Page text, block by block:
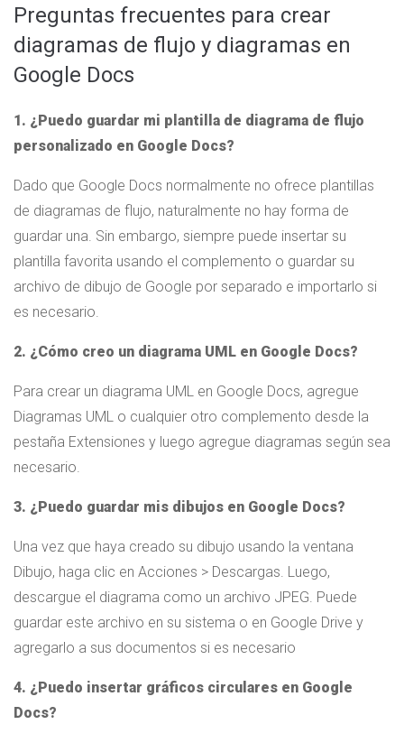
Preguntas frecuentes para crear
diagramas de flujo y diagramas en
Google Docs
1. ¿Puedo guardar mi plantilla de diagrama de flujo
personalizado en Google Docs?
Dado que Google Docs normalmente no ofrece plantillas
de diagramas de flujo, naturalmente no hay forma de
guardar una. Sin embargo, siempre puede insertar su
plantilla favorita usando el complemento o guardar su
archivo de dibujo de Google por separado e importarlo si
es necesario.
2. ¿Cómo creo un diagrama UML en Google Docs?
Para crear un diagrama UML en Google Docs, agregue
Diagramas UML o cualquier otro complemento desde la
pestaña Extensiones y luego agregue diagramas según sea
necesario.
3. ¿Puedo guardar mis dibujos en Google Docs?
Una vez que haya creado su dibujo usando la ventana
Dibujo, haga clic en Acciones > Descargas. Luego,
descargue el diagrama como un archivo JPEG. Puede
guardar este archivo en su sistema o en Google Drive y
agregarlo a sus documentos si es necesario
4. ¿Puedo insertar gráficos circulares en Google
Docs?